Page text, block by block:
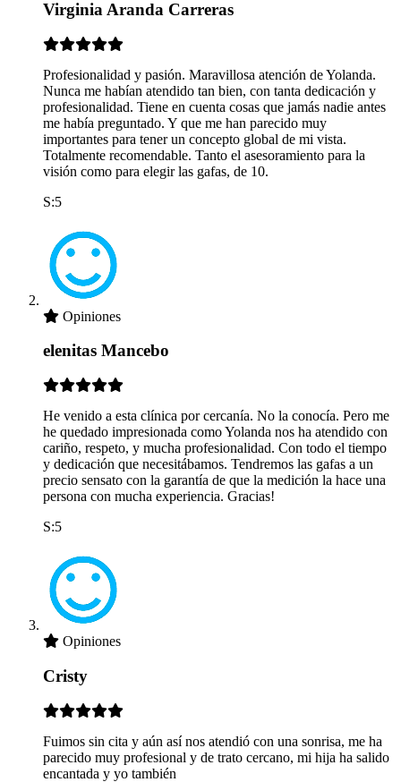
Virginia Aranda Carreras
Profesionalidad y pasión. Maravillosa atención de Yolanda.
Nunca me habían atendido tan bien, con tanta dedicación y
profesionalidad. Tiene en cuenta cosas que jamás nadie antes
me había preguntado. Y que me han parecido muy
importantes para tener un concepto global de mi vista.
Totalmente recomendable. Tanto el asesoramiento para la
visión como para elegir las gafas, de 10.
S:5
Opiniones
elenitas Mancebo
He venido a esta clínica por cercanía. No la conocía. Pero me
he quedado impresionada como Yolanda nos ha atendido con
cariño, respeto, y mucha profesionalidad. Con todo el tiempo
y dedicación que necesitábamos. Tendremos las gafas a un
precio sensato con la garantía de que la medición la hace una
persona con mucha experiencia. Gracias!
S:5
Opiniones
Cristy
Fuimos sin cita y aún así nos atendió con una sonrisa, me ha
parecido muy profesional y de trato cercano, mi hija ha salido
encantada y yo también